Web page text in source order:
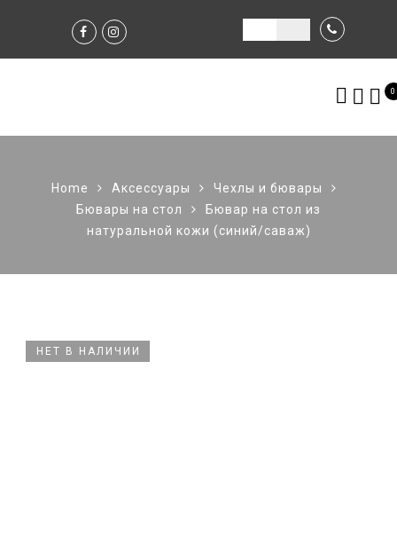
0
Home Аксессуары
Чехлы и бювары
Бювары на стол
Бювар на стол из
натуральной кожи (синий/саваж)
НЕТ В НАЛИЧИИ